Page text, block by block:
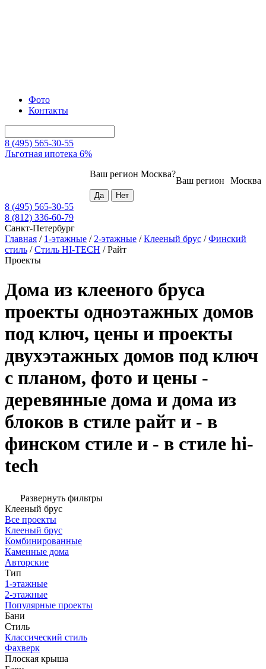
Фото
Контакты
8 (495) 565-30-55
Льготная ипотека 6%
Москва
Ваш регион
Ваш регион Москва?
8 (495) 565-30-55
8 (812) 336-60-79
Санкт-Петербург
Главная / 1-этажные / 2-этажные /Клееный брус /Финский
стиль /Стиль HI-TECH /Райт
Проекты
Дома из клееного бруса
проекты одноэтажных домов
под ключ, цены и проекты
двухэтажных домов под ключ
с планом, фото и цены -
деревянные дома и дома из
блоков в стиле райт и - в
финском стиле и - в стиле hi-
tech
Развернуть фильтры
Клееный брус
Все проекты
Клееный брус
Комбинированные
Каменные дома
Авторские
Тип
1-этажные
2-этажные
Популярные проекты
Бани
Стиль
Классический стиль
Фахверк
Плоская крыша